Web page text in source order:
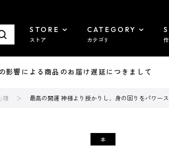
STORE
ストア
CATEGORY
カテゴリ
響による商品のお届け遅延につきまして
理 最高の開運 神様より授かりし、身の回りをパワー